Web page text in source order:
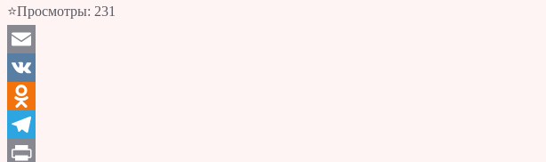
⭐Просмотры: 231
Email
VK
Odnoklassniki
Telegram